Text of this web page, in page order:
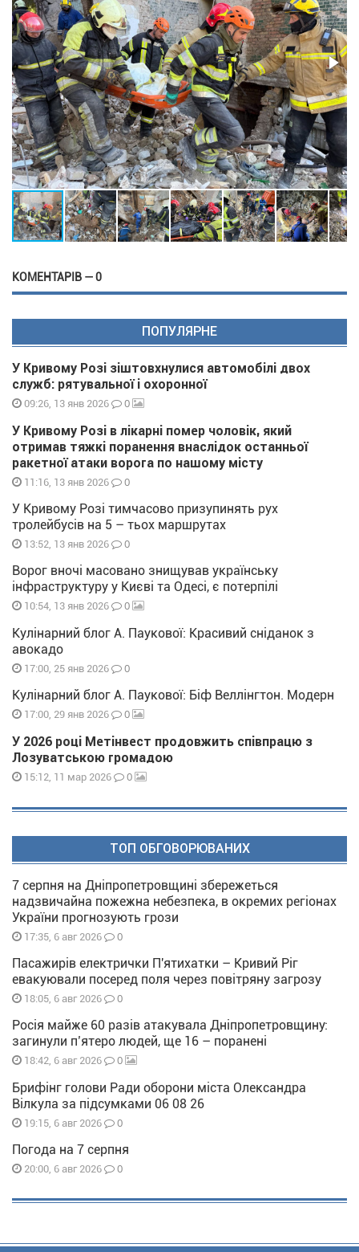
КОМЕНТАРІВ — 0
ПОПУЛЯРНЕ
У Кривому Розі зіштовхнулися автомобілі двох
служб: рятувальної і охоронної
09:26, 13 янв 2026 0
У Кривому Розі в лікарні помер чоловік, який
отримав тяжкі поранення внаслідок останньої
ракетної атаки ворога по нашому місту
11:16, 13 янв 2026 0
У Кривому Розі тимчасово призупинять рух
тролейбусів на 5 – тьох маршрутах
13:52, 13 янв 2026 0
Ворог вночі масовано знищував українську
інфраструктуру у Києві та Одесі, є потерпілі
10:54, 13 янв 2026 0
Кулінарний блог А. Паукової: Красивий сніданок з
авокадо
17:00, 25 янв 2026 0
Кулінарний блог А. Паукової: Біф Веллінгтон. Модерн
17:00, 29 янв 2026 0
У 2026 році Метінвест продовжить співпрацю з
Лозуватською громадою
15:12, 11 мар 2026 0
ТОП ОБГОВОРЮВАНИХ
7 серпня на Дніпропетровщині збережеться
надзвичайна пожежна небезпека, в окремих регіонах
України прогнозують грози
17:35, 6 авг 2026 0
Пасажирів електрички П'ятихатки – Кривий Ріг
евакуювали посеред поля через повітряну загрозу
18:05, 6 авг 2026 0
Росія майже 60 разів атакувала Дніпропетровщину:
загинули п’ятеро людей, ще 16 – поранені
18:42, 6 авг 2026 0
Брифінг голови Ради оборони міста Олександра
Вілкула за підсумками 06 08 26
19:15, 6 авг 2026 0
Погода на 7 серпня
20:00, 6 авг 2026 0